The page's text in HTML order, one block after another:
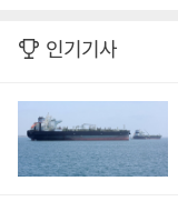
인기기사